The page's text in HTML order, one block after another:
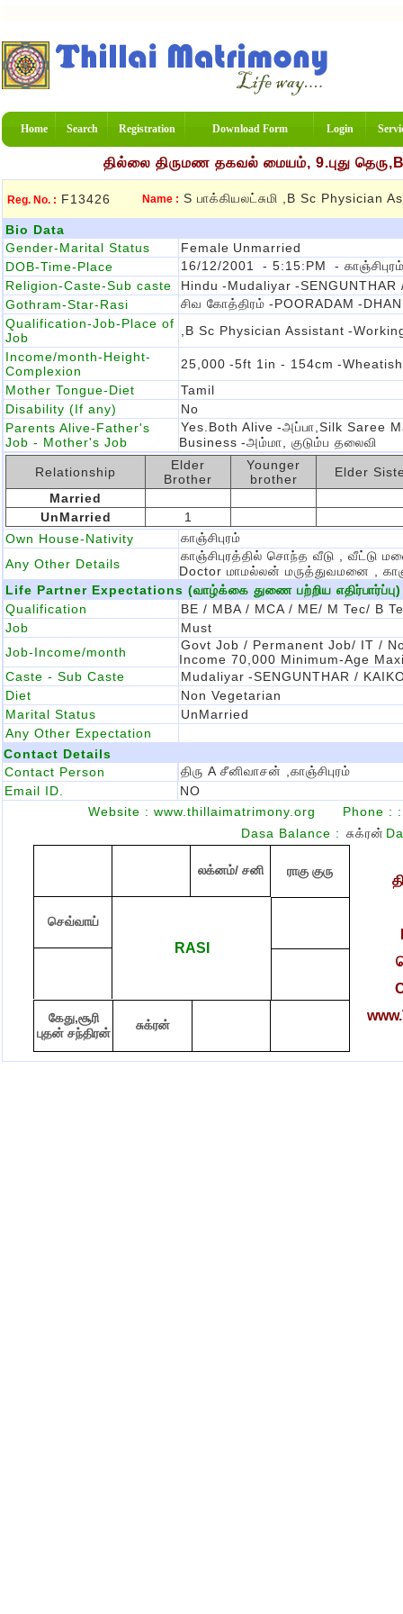
Home Search Registration Download Form Login
தில்லை திருமண தகவல் மையம், 9.புது
Reg. No. : F13426 Name : S பாக்கியலட்சுமி ,B Sc Physician
Bio Data
Gender-Marital Status
Female Unmarried
DOB-Time-Place
16/12/2001 - 5:15:PM
-
Religion-Caste-Sub caste
Hindu -Mudaliyar -SENGUNTHAR
Gothram-Star-Rasi
சிவ கோத்திரம் -POORADAM -
Qualification-Job-Place of
Job
,B Sc Physician Assistant -
Income/month-Height-
Complexion
25,000 -5ft 1in - 154cm -Wheatish
Mother Tongue-Diet
Tamil
Disability (If any)
No
Parents Alive-Father's
Job - Mother's Job
Yes.Both Alive -அப்பா,silk Saree
Business -அம்மா, குடும்ப தலைவி
Relationship
Elder
Brother
Younger
brother
Elder
Married
UnMarried
1
Own House-Nativity
காஞ்சிபுரம்
Any Other Details
காஞ்சிபுரத்தில் சொந்த வீடு ,
Doctor மாமல்லன் மருத்துவமனை ,
Life Partner Expectations (வாழ்க்கை துணை பற்றிய எதிர்பார்ப்பு)
Qualification
BE / MBA / MCA / ME/ M Tec/ B
Job
Must
Job-Income/month
Govt Job / Permanent Job/ IT /
Income 70,000 Minimum-Age
Caste - Sub Caste
Mudaliyar -SENGUNTHAR /
Diet
Non Vegetarian
Marital Status
UnMarried
Any Other Expectation
Contact Details
Contact Person
திரு A சீனிவாசன் ,காஞ்சிபுரம்
Email ID.
NO
Website : www.thillaimatrimony.org Phone :
Dasa Balance : சுக்ரன்
லக்னம்/ சனி ராகு குரு
செவ்வாய்
RASI
கேது,சூரி
புதன் சந்திரன்
சுக்ரன்